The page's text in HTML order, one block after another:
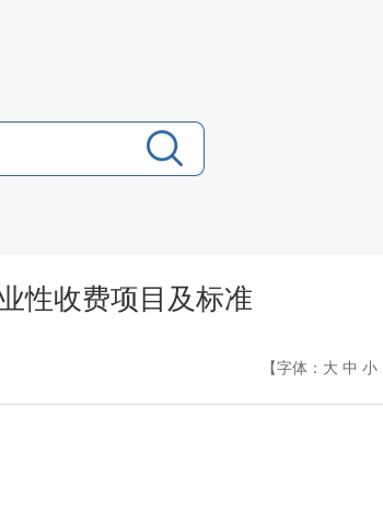
性收费项目及标准
【字体： 大 中 小